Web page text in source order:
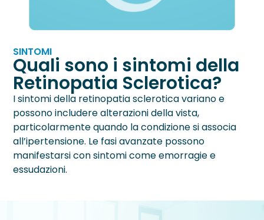
SINTOMI
Quali sono i sintomi della
Retinopatia Sclerotica?
I sintomi della retinopatia sclerotica variano e
possono includere alterazioni della vista,
particolarmente quando la condizione si associa
all’ipertensione. Le fasi avanzate possono
manifestarsi con sintomi come emorragie e
essudazioni.